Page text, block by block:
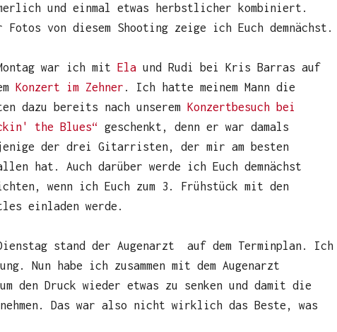
und einmal etwas herbstlicher kombiniert.
Fotos von diesem Shooting zeige ich Euch demnächst.
war ich mit Ela und Rudi bei Kris Barras auf
Konzert im Zehner . Ich hatte meinem Mann die
dazu bereits nach unserem Konzertbesuch bei
the Blues“ geschenkt, denn er war damals
der drei Gitarristen, der mir am besten
hat. Auch darüber werde ich Euch demnächst
wenn ich Euch zum 3. Frühstück mit den
einladen werde.
stand der Augenarzt auf dem Terminplan. Ich
Nun habe ich zusammen mit dem Augenarzt
den Druck wieder etwas zu senken und damit die
Das war also nicht wirklich das Beste, was